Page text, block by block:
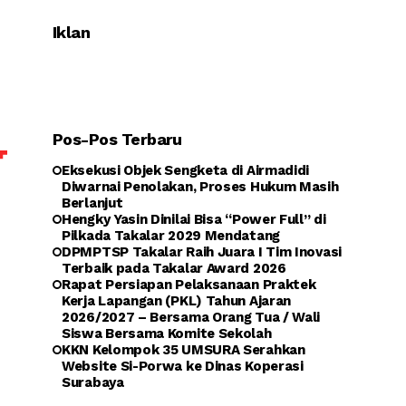
Iklan
Pos-Pos Terbaru
Eksekusi Objek Sengketa di Airmadidi
Diwarnai Penolakan, Proses Hukum Masih
Berlanjut
Hengky Yasin Dinilai Bisa “Power Full” di
Pilkada Takalar 2029 Mendatang
DPMPTSP Takalar Raih Juara I Tim Inovasi
Terbaik pada Takalar Award 2026
Rapat Persiapan Pelaksanaan Praktek
Kerja Lapangan (PKL) Tahun Ajaran
2026/2027 – Bersama Orang Tua / Wali
Siswa Bersama Komite Sekolah
KKN Kelompok 35 UMSURA Serahkan
Website Si-Porwa ke Dinas Koperasi
Surabaya